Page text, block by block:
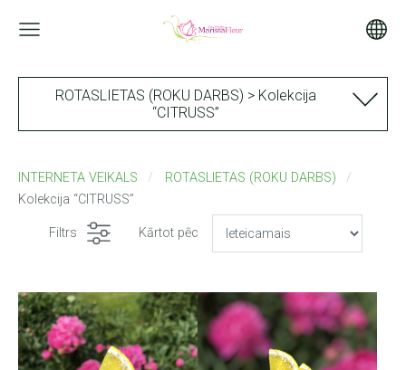
ROTASLIETAS (ROKU DARBS) > Kolekcija
“CITRUSS”
INTERNETA VEIKALS
ROTASLIETAS (ROKU DARBS)
Kolekcija “CITRUSS”
Filtrs Kārtot pēc